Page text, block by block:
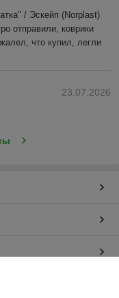
/ Эскейп (Norplast)
отправили, коврики
что купил, легли
23.07.2026